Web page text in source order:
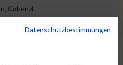
Cobenzl
Datenschutzbestimmungen